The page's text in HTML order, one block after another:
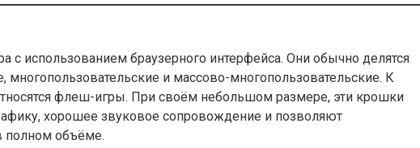
с использованием браузерного интерфейса. Они обычно делятся
многопользовательские и массово-многопользовательские. К
флеш-игры. При своём небольшом размере, эти крошки
хорошее звуковое сопровождение и позволяют
полном объёме.